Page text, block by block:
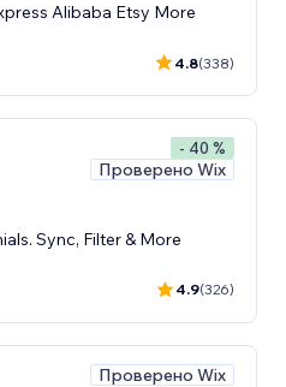
Alibaba Etsy More
4.8(338)
- 40 %
Проверено Wix
Sync, Filter & More
4.9(326)
Проверено Wix